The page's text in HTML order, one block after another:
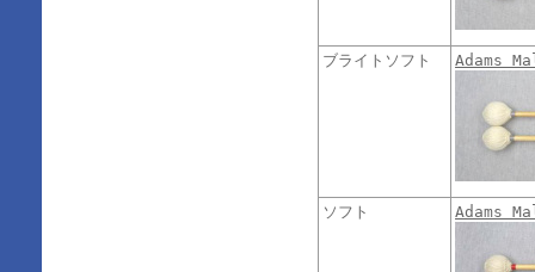
ブライトソフト Adams
ソフト Adams